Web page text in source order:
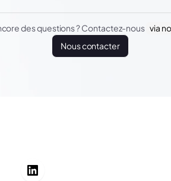
des questions ? Contactez-nous via
Nous contacter